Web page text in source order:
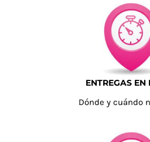
ENTREGAS EN
Dónde y cuándo